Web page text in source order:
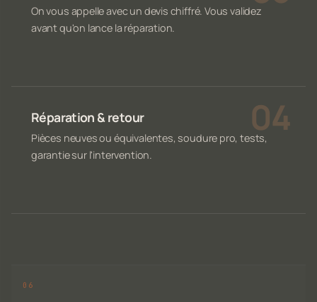
On vous appelle avec un devis chiffré. Vous validez
avant qu'on lance la réparation.
Réparation & retour
Pièces neuves ou équivalentes, soudure pro, tests,
garantie sur l'intervention.